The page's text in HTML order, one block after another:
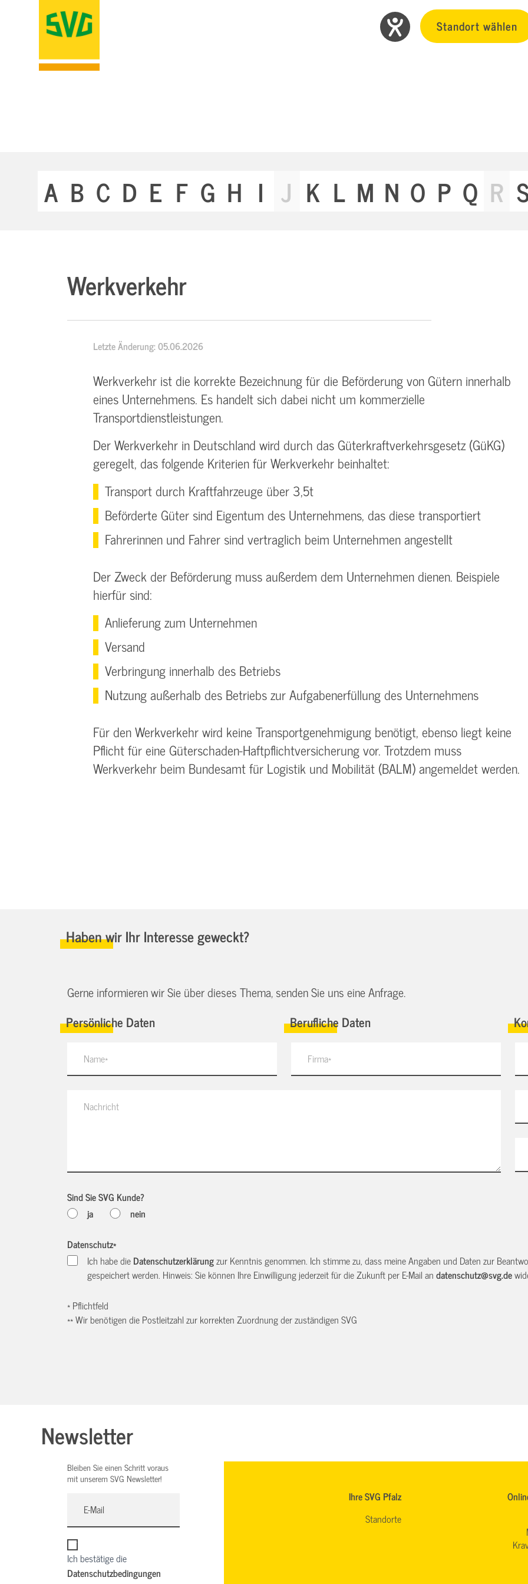
Standort wählen
A B C D E F G H I J K L M N O P Q R
Werkverkehr
Letzte Änderung: 05.06.2026
Werkverkehr ist die korrekte Bezeichnung für die Beförderung von Gütern innerhalb
eines Unternehmens. Es handelt sich dabei nicht um kommerzielle
Transportdienstleistungen.
Der Werkverkehr in Deutschland wird durch das Güterkraftverkehrsgesetz (GüKG)
geregelt, das folgende Kriterien für Werkverkehr beinhaltet:
Transport durch Kraftfahrzeuge über 3,5t
Beförderte Güter sind Eigentum des Unternehmens, das diese transportiert
Fahrerinnen und Fahrer sind vertraglich beim Unternehmen angestellt
Der Zweck der Beförderung muss außerdem dem Unternehmen dienen. Beispiele
hierfür sind:
Anlieferung zum Unternehmen
Versand
Verbringung innerhalb des Betriebs
Nutzung außerhalb des Betriebs zur Aufgabenerfüllung des Unternehmens
Für den Werkverkehr wird keine Transportgenehmigung benötigt, ebenso liegt keine
Pflicht für eine Güterschaden-Haftpflichtversicherung vor. Trotzdem muss
Werkverkehr beim Bundesamt für Logistik und Mobilität (BALM) angemeldet werden.
Haben wir Ihr Interesse geweckt?
Gerne informieren wir Sie über dieses Thema, senden Sie uns eine Anfrage.
Persönliche Daten Berufliche Daten
Sind Sie SVG Kunde?
ja
nein
Datenschutz*
Ich habe dieDatenschutzerklärungzur Kenntnis genommen. Ich stimme zu, dass meine Angaben und Daten zur
gespeichert werden. Hinweis: Sie können Ihre Einwilligung jederzeit für die Zukunft per E-Mail andatenschutz@svg.de
* Pflichtfeld
** Wir benötigen die Postleitzahl zur korrekten Zuordnung der zuständigen SVG
Newsletter
Bleiben Sie einen Schritt voraus
mit unserem SVG Newsletter!
Ich bestätige die
Datenschutzbedingungen
Ihre SVG Pfalz
Standorte